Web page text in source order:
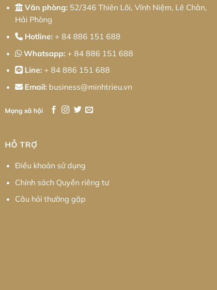
Văn phòng: 52/346 Thiên Lôi, Vĩnh Niệm, Lê Chân,
Hải Phòng
Hotline: + 84 886 151 688
Whatsapp: + 84 886 151 688
Line: + 84 886 151 688
Email: business@minhtrieu.vn
Mạng xã hội
HỖ TRỢ
Điều khoản sử dụng
Chính sách Quyền riêng tư
Câu hỏi thường gặp